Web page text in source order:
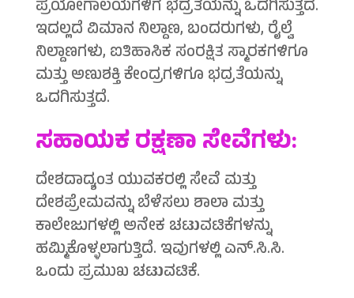
ಪ್ರಯೋಗಾಲಯಗಳಿಗೆ ಭದ್ರತೆಯನ್ನು ಒದಗಿಸುತ್ತದೆ.
ಇದಲ್ಲದೆ ವಿಮಾನ ನಿಲ್ದಾಣ, ಬಂದರುಗಳು, ರೈಲ್ವೆ
ನಿಲ್ದಾಣಗಳು, ಐತಿಹಾಸಿಕ ಸಂರಕ್ಷಿತ ಸ್ಮಾರಕಗಳಿಗೂ
ಮತ್ತು ಅಣುಶಕ್ತಿ ಕೇಂದ್ರಗಳಿಗೂ ಭದ್ರತೆಯನ್ನು
ಒದಗಿಸುತ್ತದೆ.
ಸಹಾಯಕ ರಕ್ಷಣಾ ಸೇವೆಗಳು:
ದೇಶದಾದ್ಯಂತ ಯುವಕರಲ್ಲಿ ಸೇವೆ ಮತ್ತು
ದೇಶಪ್ರೇಮವನ್ನು ಬೆಳೆಸಲು ಶಾಲಾ ಮತ್ತು
ಕಾಲೇಜುಗಳಲ್ಲಿ ಅನೇಕ ಚಟುವಟಿಕೆಗಳನ್ನು
ಹಮ್ಮಿಕೊಳ್ಳಲಾಗುತ್ತಿದೆ. ಇವುಗಳಲ್ಲಿ ಎನ್.ಸಿ.ಸಿ.
ಒಂದು ಪ್ರಮುಖ ಚಟುವಟಿಕೆ.